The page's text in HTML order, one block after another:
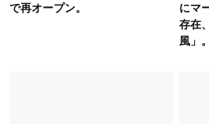
【40代のTシャツコ
いめハーフパンツで
で再オープン。
にマ
存在
風」。